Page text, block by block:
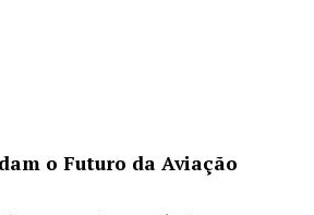
o Futuro da Aviação